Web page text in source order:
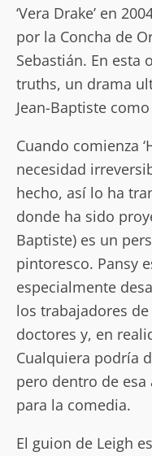
‘Vera Drake’ en
por la Concha de
Sebastián. En esta
truths, un drama
Jean-Baptiste
Cuando comienza
necesidad
hecho, así lo ha
donde ha sido
Baptiste) es un
pintoresco. Pansy
especialmente
los trabajadores
doctores y, en
Cualquiera podría
pero dentro de
para la comedia.
El guion de Leigh